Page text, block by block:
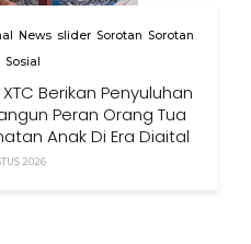
News slider Sorotan Sorotan
Sosial
Berikan Penyuluhan
Peran Orang Tua
Anak Di Era Digital
2026